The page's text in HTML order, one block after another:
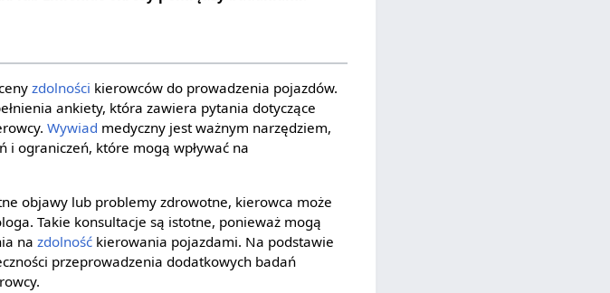
zdolności kierowców do prowadzenia pojazdów.
ankiety, która zawiera pytania dotyczące
Wywiad medyczny jest ważnym narzędziem,
ograniczeń, które mogą wpływać na
objawy lub problemy zdrowotne, kierowca może
Takie konsultacje są istotne, ponieważ mogą
nazdolność kierowania pojazdami. Na podstawie
przeprowadzenia dodatkowych badań